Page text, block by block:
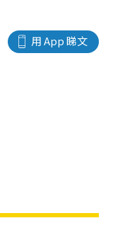
用 App 睇文